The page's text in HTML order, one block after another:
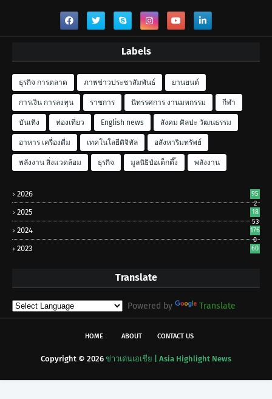
Labels
ธุรกิจ การตลาด ภาพข่าวประชาสัมพันธ์ ยานยนต์
การเงิน การลงทุน ราชการ นิทรรศการ งานมหกรรม กีฬา
บันเทิง ท่องเที่ยว English news สังคม ศิลปะ วัฒนธรรม
อาหาร เครื่องดื่ม เทคโนโลยีดิจิทัล อสังหาริมทรัพย์
พลังงาน สิ่งแวดล้อม ธุรกิจ มูลนิธิป่อเต็กตึ๊ง พลังงาน
2026
95
2
2025
18
53
2024
176
0
2023 60
Translate
Powered by Translate
HOME ABOUT CONTACT US
Copyright © 2026 ข่าวเด่นเอเชีย | Asia Highlight News